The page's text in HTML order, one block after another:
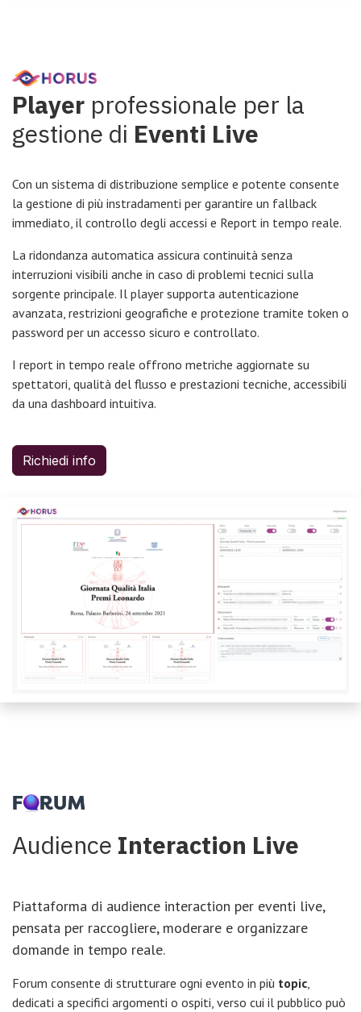
Player professionale per la
gestione di Eventi Live
Con un sistema di distribuzione semplice e potente consente
la gestione di più instradamenti per garantire un fallback
immediato, il controllo degli accessi e Report in tempo reale.
La ridondanza automatica assicura continuità senza
interruzioni visibili anche in caso di problemi tecnici sulla
sorgente principale. Il player supporta autenticazione
avanzata, restrizioni geografiche e protezione tramite token o
password per un accesso sicuro e controllato.
I report in tempo reale offrono metriche aggiornate su
spettatori, qualità del flusso e prestazioni tecniche, accessibili
da una dashboard intuitiva.
Richiedi info
Audience Interaction Live
Piattaforma di audience interaction per eventi live,
pensata per raccogliere, moderare e organizzare
domande in tempo reale.
Forum consente di strutturare ogni evento in più topic
dedicati a specifici argomenti o ospiti, verso cui il pubblico può